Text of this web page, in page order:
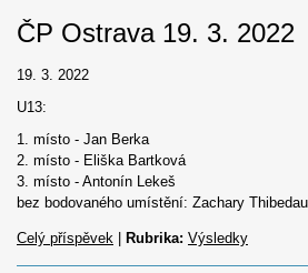
ČP Ostrava 19. 3. 2022
19. 3. 2022
U13:
1. místo - Jan Berka
2. místo - Eliška Bartková
3. místo - Antonín Lekeš
bez bodovaného umístění: Zachary
Celý příspěvek Rubrika: Výsledky